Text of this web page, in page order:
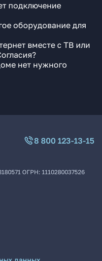
подключение
оборудование для
вместе с ТВ или
нет нужного
8 800 123-13-15
ОГРН: 1110280037526